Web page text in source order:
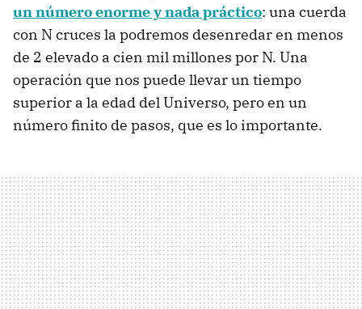
un número enorme y nada práctico: una cuerda
con N cruces la podremos desenredar en menos
de 2 elevado a cien mil millones por N. Una
operación que nos puede llevar un tiempo
superior a la edad del Universo, pero en un
número finito de pasos, que es lo importante.